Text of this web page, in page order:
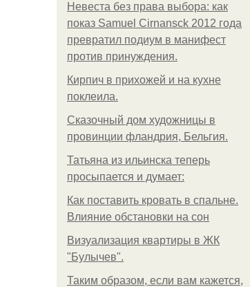
Невеста без права выбора: как
показ Samuel Cirnansck 2012 года
превратил подиум в манифест
против принуждения.
Кирпич в прихожей и на кухне
поклеила.
Сказочный дом художницы в
провинции фландрия, Бельгия.
Татьяна из ильинска теперь
просыпается и думает:
Как поставить кровать в спальне.
Влияние обстановки на сон
Визуализация квартиры в ЖК
"Булычев".
Таким образом, если вам кажется,